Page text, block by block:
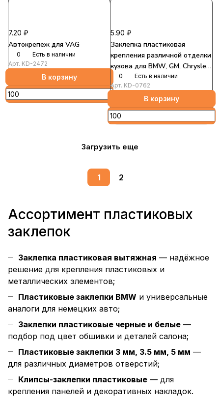
7.20 ₽
Автокрепеж для VAG
0
Есть в наличии
Арт. KD-2472
В корзину
5.90 ₽
Заклепка пластиковая
крепления различной отделки
кузова для BMW, GM, Chrysler,
Jeep, Ford эконом
0
Есть в наличии
Арт. KD-0762
В корзину
Загрузить еще
1 2
Ассортимент пластиковых
заклепок
Заклепка пластиковая вытяжная — надёжное
решение для крепления пластиковых и
металлических элементов;
Пластиковые заклепки BMW и универсальные
аналоги для немецких авто;
Заклепки пластиковые черные и белые —
подбор под цвет обшивки и деталей салона;
Пластиковые заклепки 3 мм, 3.5 мм, 5 мм —
для различных диаметров отверстий;
Клипсы-заклепки пластиковые — для
крепления панелей и декоративных накладок.